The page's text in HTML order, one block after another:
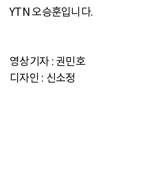
YTN 오승훈입니다.
영상기자 : 권민호
디자인 : 신소정